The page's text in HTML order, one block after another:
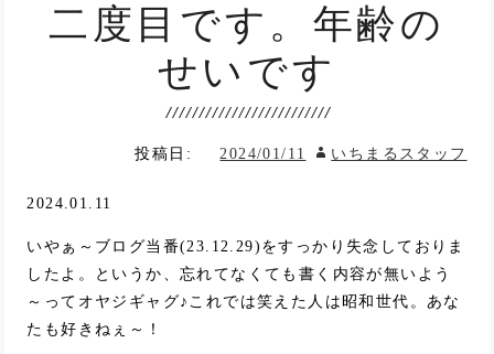
二度目です。年齢の
せいです
投稿日: 2024/01/11 いちまるスタッフ
2024.01.11
いやぁ～ブログ当番(23.12.29)をすっかり失念しておりま
したよ。というか、忘れてなくても書く内容が無いよう
～ってオヤジギャグ♪これでは笑えた人は昭和世代。あな
たも好きねぇ～！